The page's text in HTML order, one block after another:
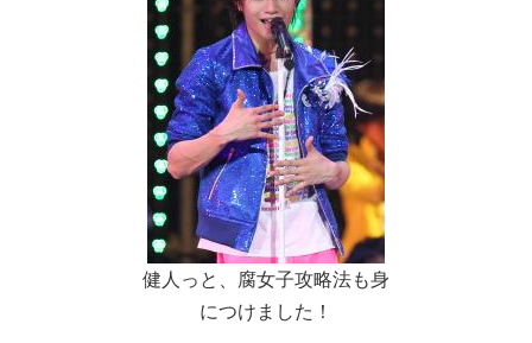
健人っと、腐女子攻略法も身
につけました！